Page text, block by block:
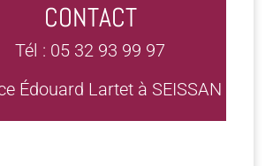
CONTACT
Tél : 05 32 93 99 97
Édouard Lartet à SEISSAN